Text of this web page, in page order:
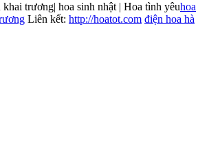
trương| hoa sinh nhật | Hoa tình yêuhoa
Liên kết: http://hoatot.com điện hoa hà